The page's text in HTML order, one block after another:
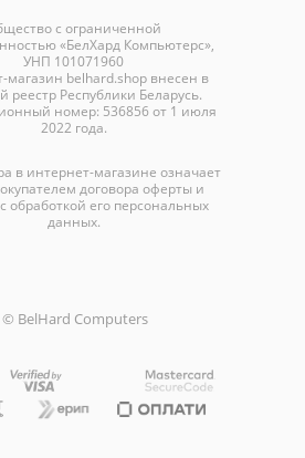
с ограниченной
«БелХард Компьютерс»,
УНП 101071960
магазин belhard.shopвнесен в
реестр Республики Беларусь.
номер: 536856 от 1 июля
2022 года.
в интернет-магазине означает
договора оферты и
обработкой его персональных
данных.
© BelHard Computers